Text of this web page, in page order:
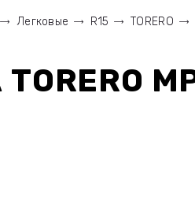
Легковые R15 TORERO
TORERO